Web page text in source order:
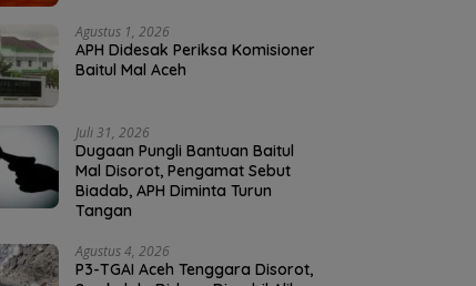
Agustus 1, 2026
APH Didesak Periksa Komisioner
Baitul Mal Aceh
Juli 31, 2026
Dugaan Pungli Bantuan Baitul
Mal Disorot, Pengamat Sebut
Biadab, APH Diminta Turun
Tangan
Agustus 4, 2026
P3-TGAI Aceh Tenggara Disorot,